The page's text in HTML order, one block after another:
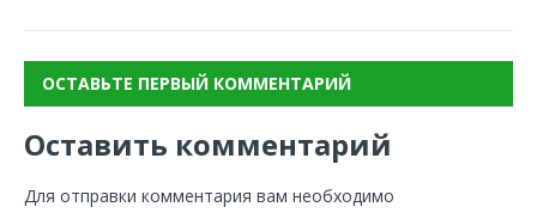
ОСТАВЬТЕ ПЕРВЫЙ КОММЕНТАРИЙ
Оставить комментарий
Для отправки комментария вам необходимо